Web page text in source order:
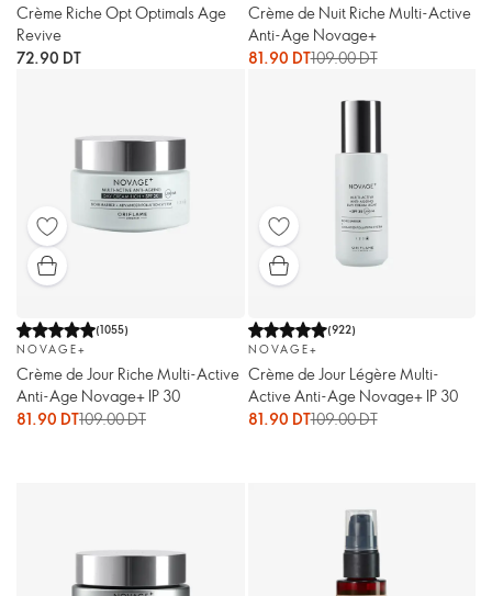
Crème Riche Opt Optimals Age
Revive
72.90 DT
Crème de Nuit Riche Multi-Active
Anti-Age Novage+
81.90 DT109.00 DT
(1055)
NOVAGE+
Crème de Jour Riche Multi-Active
Anti-Age Novage+ IP 30
81.90 DT109.00 DT
(922)
NOVAGE+
Crème de Jour Légère Multi-
Active Anti-Age Novage+ IP 30
81.90 DT109.00 DT